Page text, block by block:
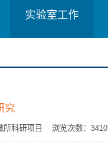
实验室工作
究
科研项目 浏览次数： 3410